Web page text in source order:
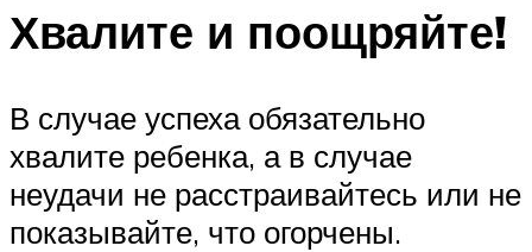
Хвалите и поощряйте!
В случае успеха обязательно
хвалите ребенка, а в случае
неудачи не расстраивайтесь или не
показывайте, что огорчены.